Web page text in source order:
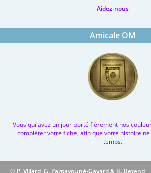
Aidez-nous
Amicale OM
Vous qui avez un jour porté fièrement nos
compléter votre fiche, afin que votre histoire
temps.
© P. Villard, G. Parpayouné-Gayard & H. Betend